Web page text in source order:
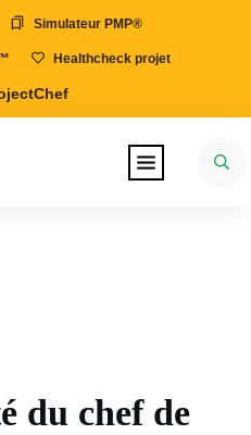
Simulateur PMP®
Healthcheck projet
du chef de